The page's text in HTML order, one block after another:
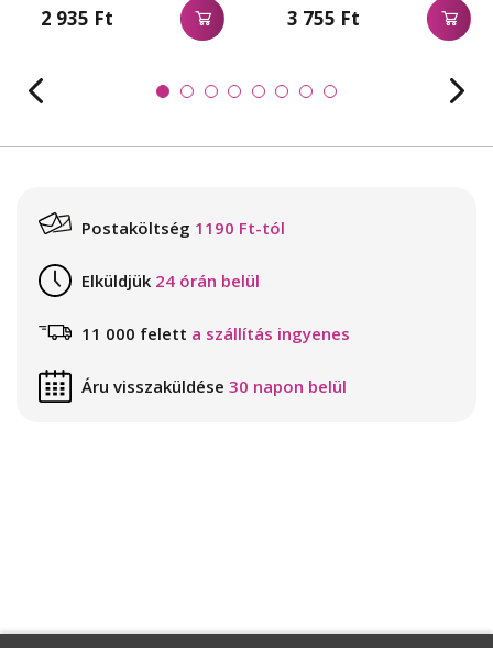
2 935 Ft 3 755 Ft
Postaköltség 1190 Ft-tól
Elküldjük 24 órán belül
11 000 felett a szállítás ingyenes
Áru visszaküldése 30 napon belül